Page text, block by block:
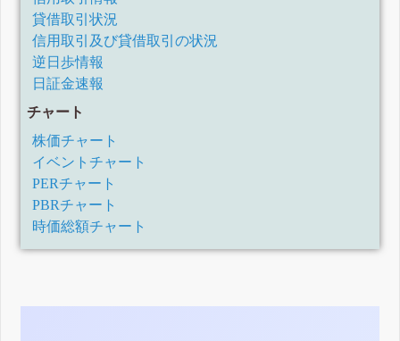
貸借取引状況
信用取引及び貸借取引の状況
逆日歩情報
日証金速報
チャート
株価チャート
イベントチャート
PERチャート
PBRチャート
時価総額チャート